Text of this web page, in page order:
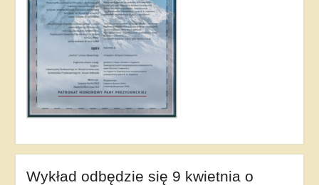
Wykład odbędzie się 9 kwietnia o